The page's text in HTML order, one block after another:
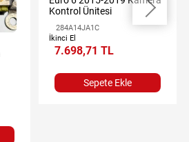
Kontrol Ünitesi
284A14JA1C
İkinci El
7.698,71 TL
Sepete Ekle